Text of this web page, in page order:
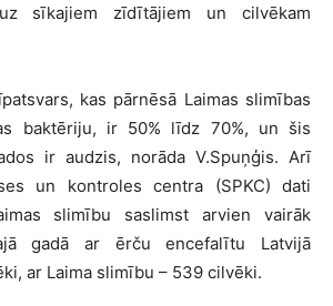
sīkajiem zīdītājiem un cilvēkam
kas pārnēsā Laimas slimības
baktēriju, ir 50% līdz 70%, un šis
ir audzis, norāda V.Spuņģis. Arī
un kontroles centra (SPKC) dati
slimību saslimst arvien vairāk
gadā ar ērču encefalītu Latvijā
ar Laima slimību – 539 cilvēki.